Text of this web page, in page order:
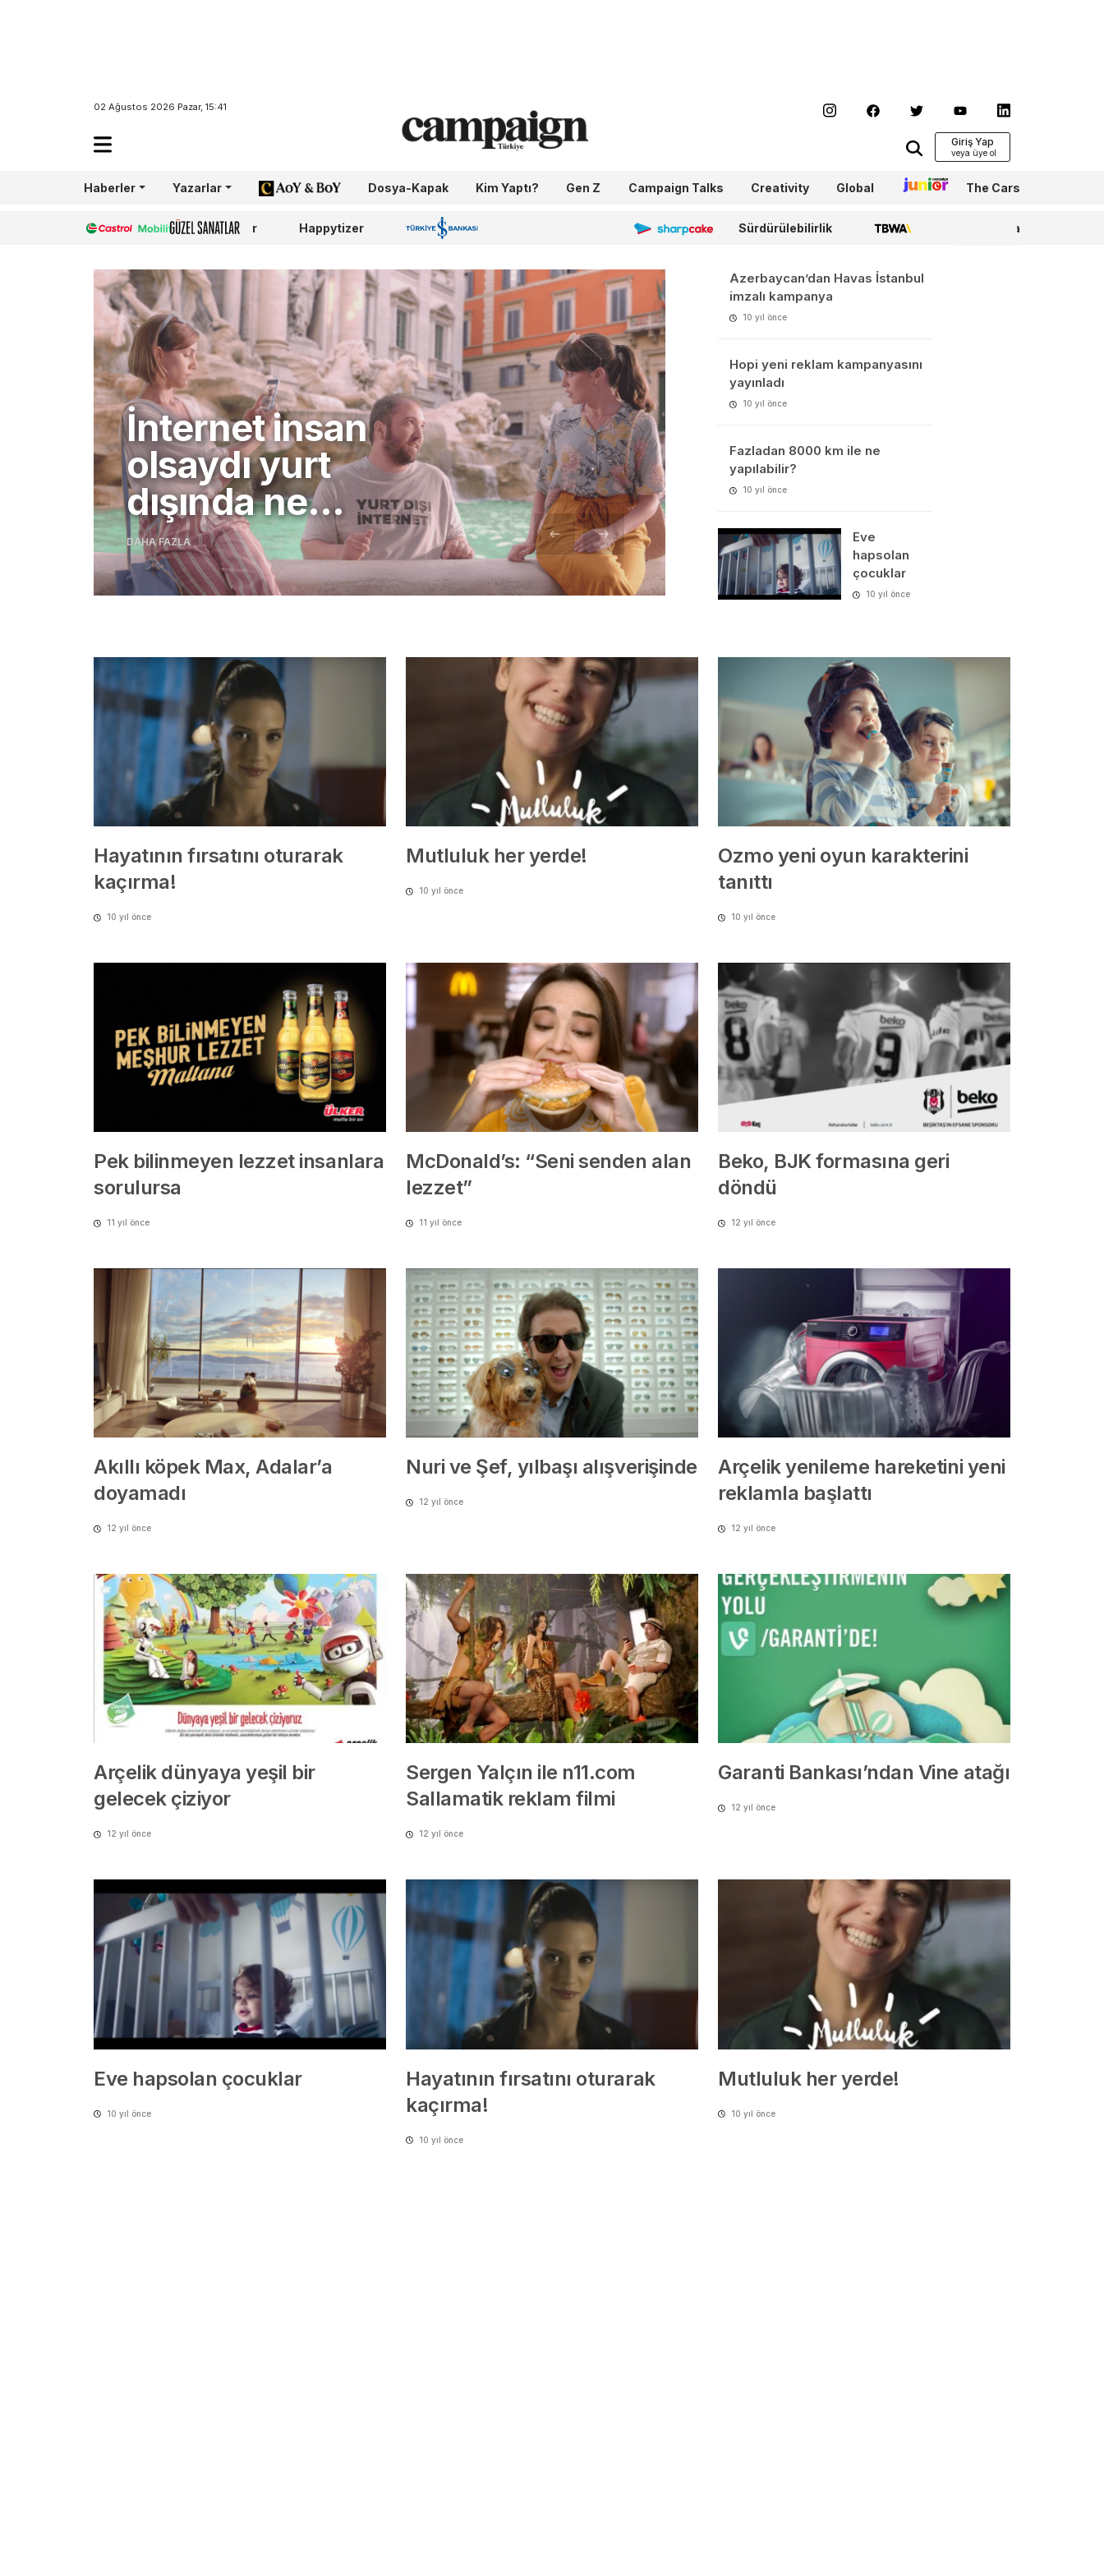
02 Ağustos 2026 Pazar, 15:41
Giriş Yap
Haberler Yazarlar AoY/BoY Dosya-Kapak Kim Yaptı? Gen Z Campaign Talks Creativity Global Junior The Cars
Castrol Güzel Sanatlar Happytizer İş Bankası 100.Yıl Sharpcake Sürdürülebilirlik TBWA WPP Media
Fanta’nın yeni
nesil limonatası
Fanta Limon-ta…
DAHA FAZLA
Azerbaycan’dan Havas İstanbul
imzalı kampanya
10 yıl önce
Hopi yeni reklam kampanyasını
yayınladı
10 yıl önce
Fazladan 8000 km ile ne
yapılabilir?
10 yıl önce
Eve
hapsolan
çocuklar
10 yıl önce
Hayatının fırsatını oturarak
kaçırma!
10 yıl önce
Mutluluk her yerde!
10 yıl önce
Ozmo yeni oyun karakterini
tanıttı
10 yıl önce
Pek bilinmeyen lezzet insanlara
sorulursa
11 yıl önce
McDonald’s: “Seni senden alan
lezzet”
11 yıl önce
Beko, BJK formasına geri
döndü
12 yıl önce
Akıllı köpek Max, Adalar’a
doyamadı
12 yıl önce
Nuri ve Şef, yılbaşı alışverişinde
12 yıl önce
Arçelik yenileme hareketini yeni
reklamla başlattı
12 yıl önce
Arçelik dünyaya yeşil bir
gelecek çiziyor
12 yıl önce
Sergen Yalçın ile n11.com
Sallamatik reklam filmi
12 yıl önce
Garanti Bankası’ndan Vine atağı
12 yıl önce
Eve hapsolan çocuklar
10 yıl önce
Hayatının fırsatını oturarak
kaçırma!
10 yıl önce
Mutluluk her yerde!
10 yıl önce